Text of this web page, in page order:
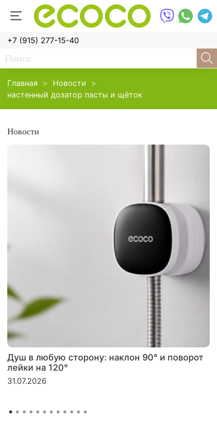
+7 (915) 277-15-40
Главная
Новости
настенный дозатор пасты и щёток
Новости
Душ в любую сторону: наклон 90° и поворот
лейки на 120°
31.07.2026